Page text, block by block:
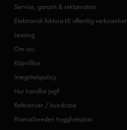
Service, garanti & reklamation
Elektronisk faktura till offentlig verksamhet
Leasing
Om oss
Köpvillkor
Integritetspolicy
Hur handlar jag?
Referenser / kundcase
PromixSweden trygghetsplan